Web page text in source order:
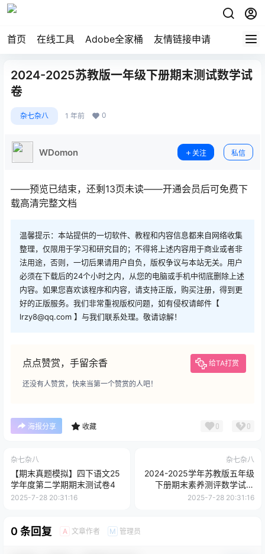
首页 在线工具 Adobe全家桶 友情链接申请
2024-2025苏教版一年级下册期末测试数学试
卷
杂七杂八 1 年前 0
WDomon 关注 私信
——预览已结束，还剩13页未读——开通会员后可免费下
载高清完整文档
温馨提示：本站提供的一切软件、教程和内容信息都来自网络收集
整理，仅限用于学习和研究目的；不得将上述内容用于商业或者非
法用途，否则，一切后果请用户自负，版权争议与本站无关。用户
必须在下载后的24个小时之内，从您的电脑或手机中彻底删除上述
内容。如果您喜欢该程序和内容，请支持正版，购买注册，得到更
好的正版服务。我们非常重视版权问题，如有侵权请邮件【
lrzy8@qq.com 】与我们联系处理。敬请谅解！
点点赞赏，手留余香 给TA打赏
还没有人赞赏，快来当第一个赞赏的人吧！
海报分享 收藏 0 0
杂七杂八
【期末真题模拟】四下语文25
学年度第二学期期末测试卷4
2025-7-28 20:31:16
杂七杂八
2024-2025学年苏教版五年级
下册期末素养测评数学试卷
（基础卷01）
2025-7-28 20:31:16
0 条回复 A 文章作者 M 管理员